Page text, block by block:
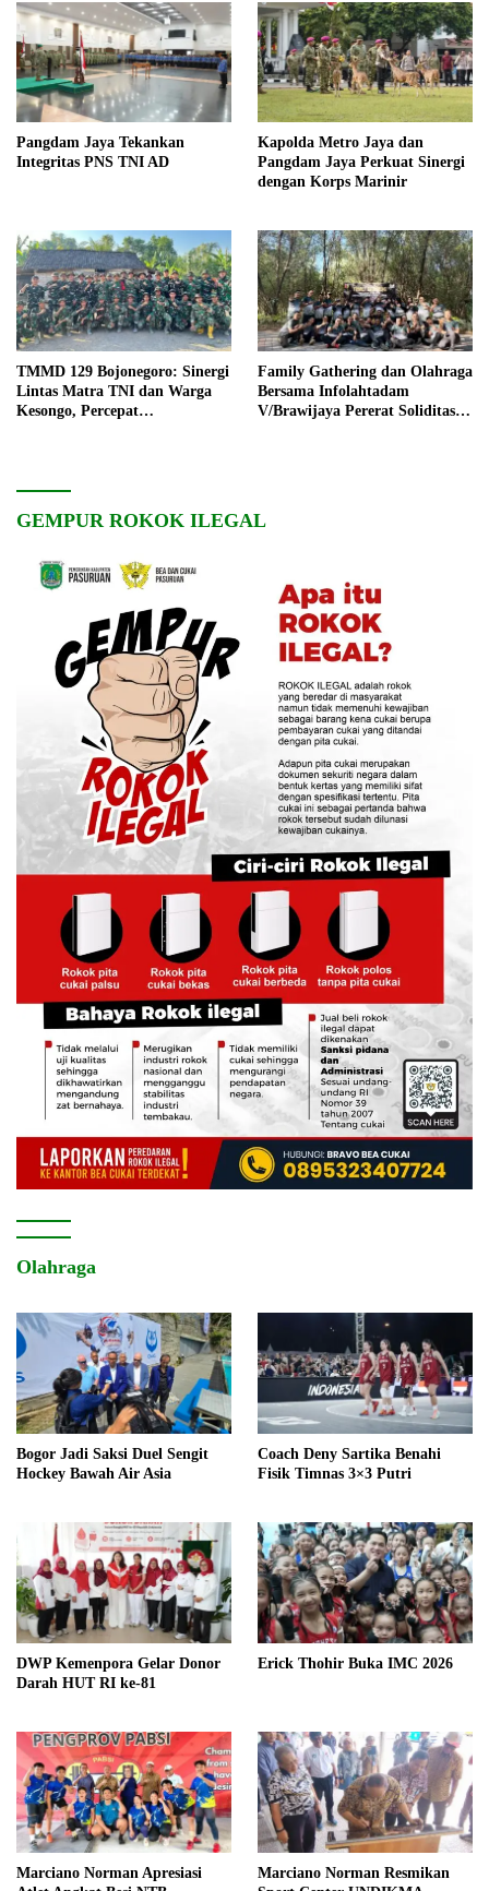
Pangdam Jaya Tekankan
Integritas PNS TNI AD
Kapolda Metro Jaya dan
Pangdam Jaya Perkuat Sinergi
dengan Korps Marinir
TMMD 129 Bojonegoro: Sinergi
Lintas Matra TNI dan Warga
Kesongo, Percepat
Family Gathering dan Olahraga
Bersama Infolahtadam
V/Brawijaya Pererat Soliditas
GEMPUR ROKOK ILEGAL
Olahraga
Bogor Jadi Saksi Duel Sengit
Hockey Bawah Air Asia
Coach Deny Sartika Benahi
Fisik Timnas 3×3 Putri
DWP Kemenpora Gelar Donor
Darah HUT RI ke-81
Erick Thohir Buka IMC 2026
Marciano Norman Apresiasi
Marciano Norman Resmikan